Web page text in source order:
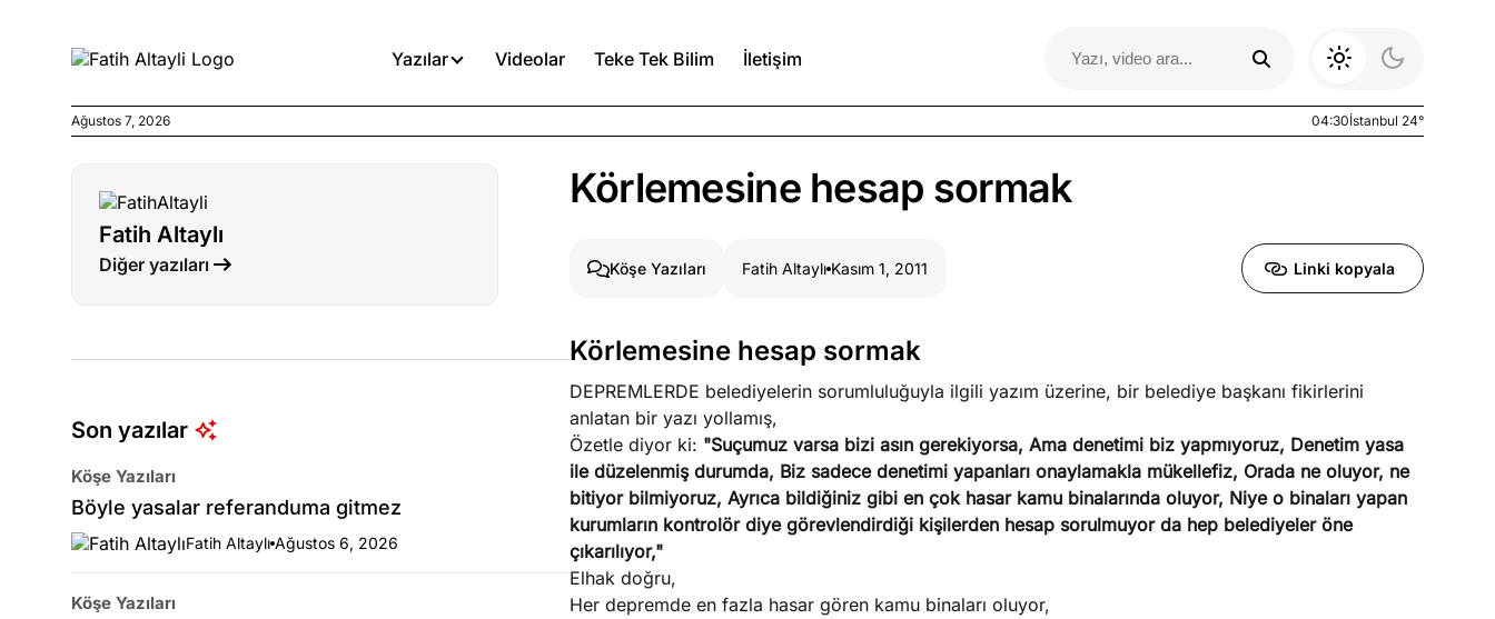
Yazılar Videolar Teke Tek Bilim İletişim
Ağustos 6, 2026
Ağustos 4, 2026
Türkiye’den niye umutlu olduğumu bilmek
Köşe Yazıları Spor Yazıları Otomobil Yazıları
Ağustos 7, 2026 04:30İstanbul 24°
Fatih Altaylı
Diğer yazıları
Son yazılar
Köşe Yazıları
Böyle yasalar referanduma gitmez
Fatih Altaylı Ağustos 6, 2026
Köşe Yazıları
Körlemesine hesap sormak
Köşe Yazıları Fatih Altaylı Kasım 1, 2011 Linki kopyala
Körlemesine hesap sormak
DEPREMLERDE belediyelerin sorumluluğuyla ilgili yazım üzerine, bir belediye başkanı fikirlerini
anlatan bir yazı yollamış,
Özetle diyor ki: "Suçumuz varsa bizi asın gerekiyorsa, Ama denetimi biz yapmıyoruz, Denetim yasa
ile düzelenmiş durumda, Biz sadece denetimi yapanları onaylamakla mükellefiz, Orada ne oluyor, ne
bitiyor bilmiyoruz, Ayrıca bildiğiniz gibi en çok hasar kamu binalarında oluyor, Niye o binaları yapan
kurumların kontrolör diye görevlendirdiği kişilerden hesap sorulmuyor da hep belediyeler öne
çıkarılıyor,"
Elhak doğru,
Her depremde en fazla hasar gören kamu binaları oluyor,